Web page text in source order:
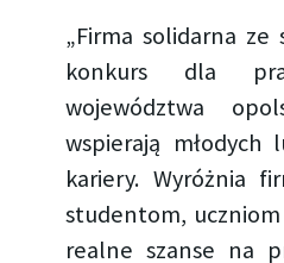
„Firma solidarna
konkurs dla
województwa
wspierają młodych
kariery. Wyróżnia
studentom,
realne szanse na